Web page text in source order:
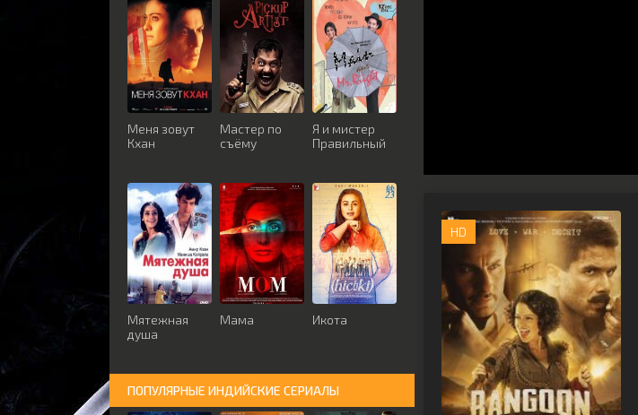
HD
Меня зовут
Кхан
Мастер по
съёму
Я и мистер
Правильный
Мятежная
душа
Мама Икота
ПОПУЛЯРНЫЕ ИНДИЙСКИЕ СЕРИАЛЫ